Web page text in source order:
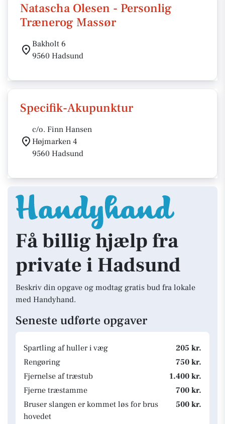
Natascha Olesen - Personlig
Trænerog Massør
Bakholt 6
9560 Hadsund
Specifik-Akupunktur
c/o. Finn Hansen
Højmarken 4
9560 Hadsund
Få billig hjælp fra
private i Hadsund
Beskriv din opgave og modtag gratis bud fra lokale
med Handyhand.
Seneste udførte opgaver
Spartling af huller i væg
205 kr.
Rengøring
750 kr.
Fjernelse af træstub
1.400 kr.
Fjerne træstamme
700 kr.
Bruser slangen er kommet løs for brus
hovedet
500 kr.